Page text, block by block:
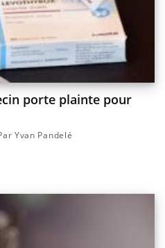
porte plainte pour
Yvan Pandelé